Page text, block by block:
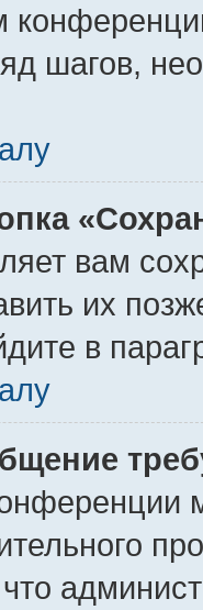
шагов,
вам
их
в